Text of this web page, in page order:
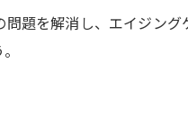
題を解消し、エイジング